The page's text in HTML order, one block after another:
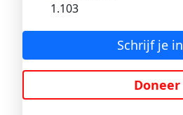
1.103
Schrijf je in
Doneer